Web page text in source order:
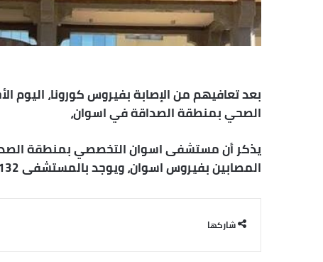
الصحي بمنطقة الصداقة في اسوان،
يذكر أن مستشفى اسوان التخصصي بمنطقة
المصابين بفيروس اسوان، ويوجد بالمستشفى 132 سريرا، 9 أسرة للرعاية المركزة، 5 أجهزة تنفس صناعي.
شاركها